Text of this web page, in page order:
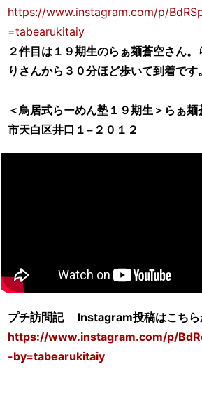
https://www.instagram.com/p/
=tabearukitaiy
２件目は１９期生のらぁ麺蒼空さん
りさんから３０分ほど歩いて到着です。
＜鳥居式らーめん塾１９期生＞らぁ
市天白区井口１−２０１２
プチ訪問記 Instagram投稿はこちら
https://www.instagram.com/p/
-by=tabearukitaiy